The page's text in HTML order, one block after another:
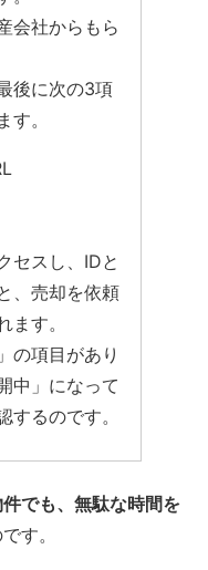
会社からもら
後に次の3項
す。
セスし、IDと
、売却を依頼
ます。
の項目があり
中」になって
するのです。
でも、無駄な時間を
す。